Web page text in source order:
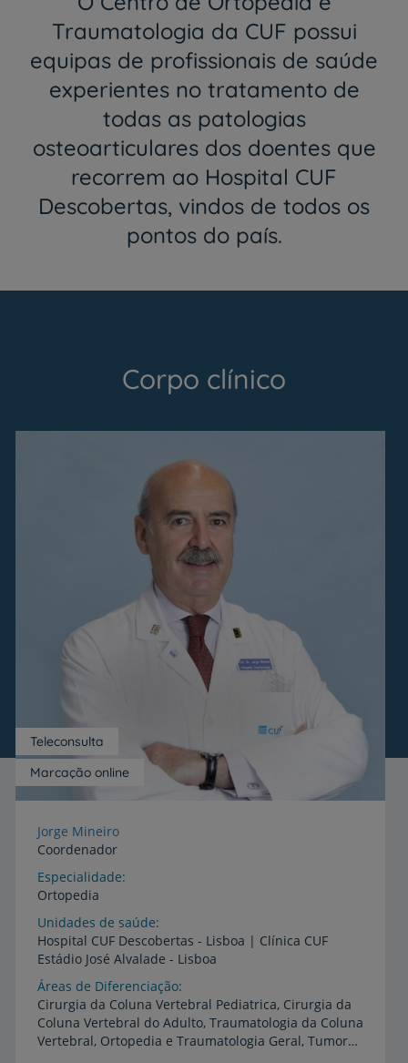
Traumatologia da CUF possui
equipas de profissionais de saúde
experientes no tratamento de
todas as patologias
osteoarticulares dos doentes que
recorrem ao Hospital CUF
Descobertas, vindos de todos os
pontos do país.
Corpo clínico
Marcação online
Teleconsulta
Jorge Mineiro
Coordenador
Especialidade
Ortopedia
Unidades de saúde
Hospital CUF Descobertas - Lisboa | Clínica CUF
Estádio José Alvalade - Lisboa
Áreas de Diferenciação
Cirurgia da Coluna Vertebral Pediatrica, Cirurgia da
Coluna Vertebral do Adulto, Traumatologia da Coluna
Vertebral, Ortopedia e Traumatologia Geral, Tumores da Coluna Vertebral